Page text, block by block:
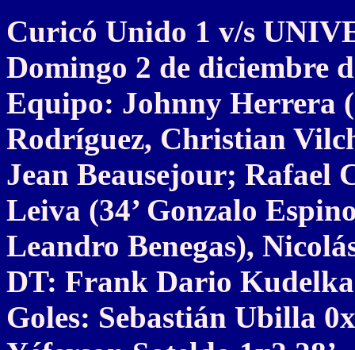
Curicó Unido 1 v/s
Domingo 2 de diciembre
Equipo: Johnny Herrera
Rodríguez, Christian
Jean Beausejour; Rafael
Leiva (34’ Gonzalo
Leandro Benegas),
DT: Frank Dario
Goles: Sebastián Ubilla